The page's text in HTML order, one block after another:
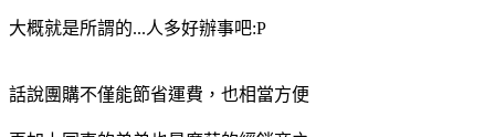
大概就是所謂的...人多好辦事吧:P
話說團購不僅能節省運費，也相當方便